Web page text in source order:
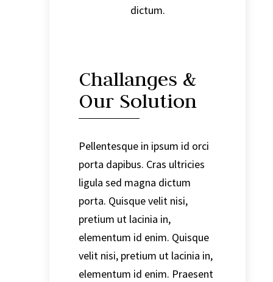
dictum.
Challanges &
Our Solution
Pellentesque in ipsum id orci
porta dapibus. Cras ultricies
ligula sed magna dictum
porta. Quisque velit nisi,
pretium ut lacinia in,
elementum id enim. Quisque
velit nisi, pretium ut lacinia in,
elementum id enim. Praesent